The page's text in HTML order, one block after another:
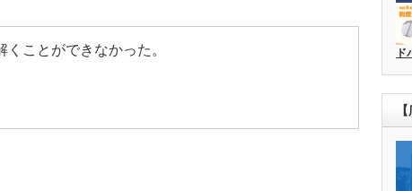
ことができなかった。
ド